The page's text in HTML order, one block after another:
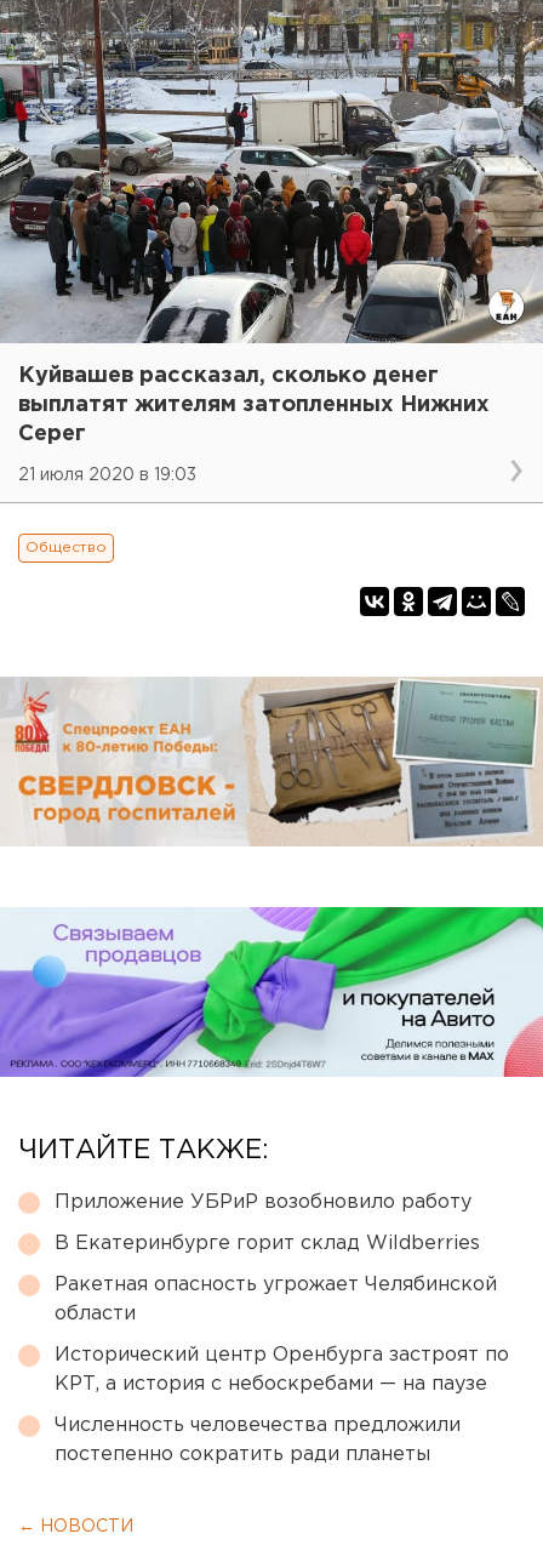
Куйвашев рассказал, сколько денег
выплатят жителям затопленных Нижних
Серег
21 июля 2020 в 19:03
Общество
ЧИТАЙТЕ ТАКЖЕ:
Приложение УБРиР возобновило работу
В Екатеринбурге горит склад Wildberries
Ракетная опасность угрожает Челябинской
области
Исторический центр Оренбурга застроят по
КРТ, а история с небоскребами — на паузе
Численность человечества предложили
постепенно сократить ради планеты
← НОВОСТИ